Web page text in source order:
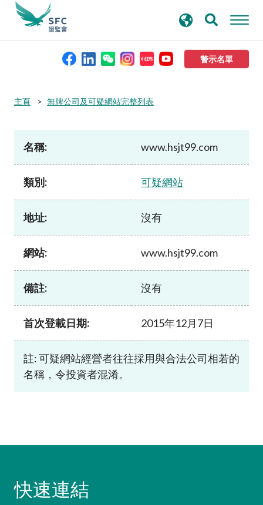
警示名單
本會簡介
規則及標準
資料庫
新聞稿及公布
加入本會
尋
主頁 無牌公司及可疑網站完整列表
名稱: www.hsjt99.com
類別: 可疑網站
地址: 沒有
網站: www.hsjt99.com
備註: 沒有
首次登載日期: 2015年12月7日
註: 可疑網站經營者往往採用與合法公司相若的
名稱，令投資者混淆。
快速連結